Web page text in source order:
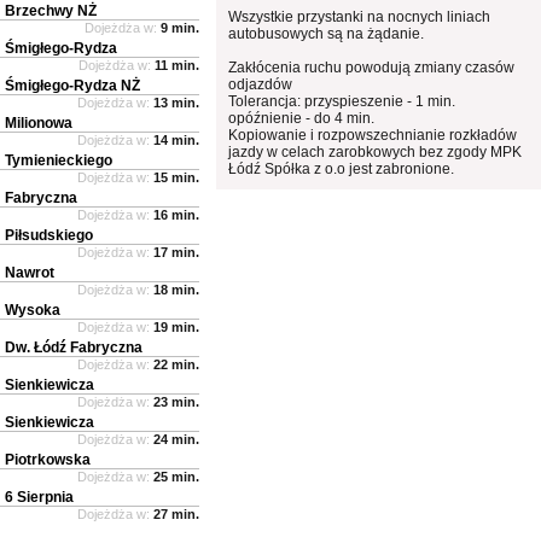
Wszystkie przystanki na nocnych liniach
autobusowych są na żądanie.
Zakłócenia ruchu powodują zmiany czasów
odjazdów
Tolerancja: przyspieszenie - 1 min.
opóźnienie - do 4 min.
Kopiowanie i rozpowszechnianie rozkładów
jazdy w celach zarobkowych bez zgody MPK
Łódź Spółka z o.o jest zabronione.
Brzechwy NŻ
Dojeżdża w: 9 min.
Śmigłego-Rydza
Dojeżdża w: 11 min.
Śmigłego-Rydza NŻ
Dojeżdża w: 13 min.
Milionowa
Dojeżdża w: 14 min.
Tymienieckiego
Dojeżdża w: 15 min.
Fabryczna
Dojeżdża w: 16 min.
Piłsudskiego
Dojeżdża w: 17 min.
Nawrot
Dojeżdża w: 18 min.
Wysoka
Dojeżdża w: 19 min.
Dw. Łódź Fabryczna
Dojeżdża w: 22 min.
Sienkiewicza
Dojeżdża w: 23 min.
Sienkiewicza
Dojeżdża w: 24 min.
Piotrkowska
Dojeżdża w: 25 min.
6 Sierpnia
Dojeżdża w: 27 min.